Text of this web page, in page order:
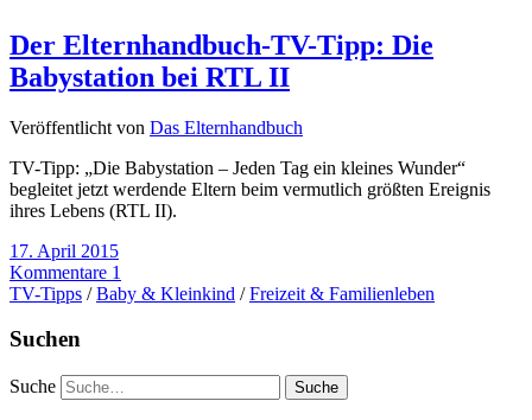
Der Elternhandbuch-TV-Tipp: Die
Babystation bei RTL II
Veröffentlicht von Das Elternhandbuch
TV-Tipp: „Die Babystation – Jeden Tag ein kleines Wunder“
begleitet jetzt werdende Eltern beim vermutlich größten Ereignis
ihres Lebens (RTL II).
17. April 2015
Kommentare 1
TV-Tipps /Baby & Kleinkind /Freizeit & Familienleben
Suchen
Suche